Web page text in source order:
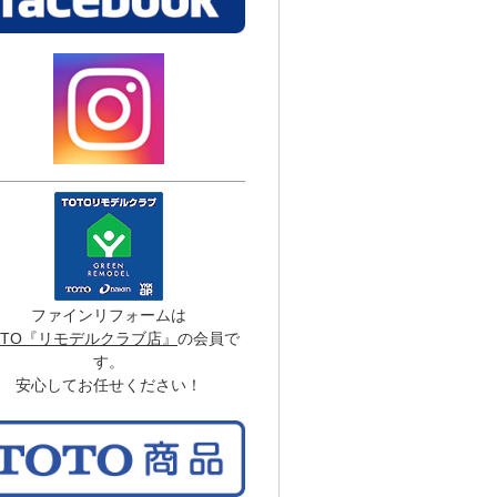
ファインリフォームは
『リモデルクラブ店』 の会員で
す。
安心してお任せください！